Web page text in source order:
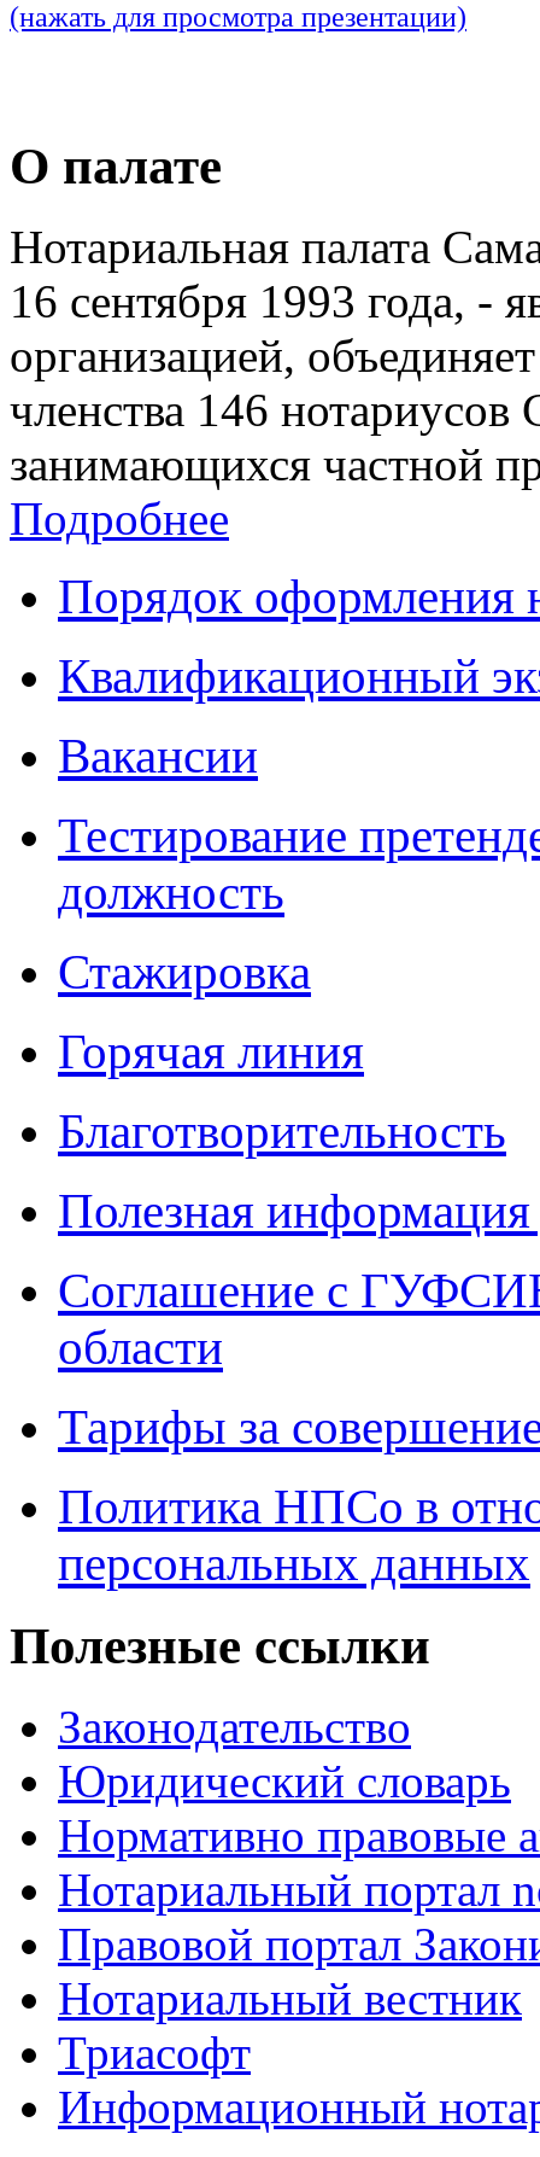
(нажать для просмотра презентации)
О палате
Нотариальная палата
16 сентября 1993 года, -
организацией,
членства 146 нотариусов
занимающихся частной
Подробнее
Порядок оформления
Квалификационный
Вакансии
Тестирование
должность
Стажировка
Горячая линия
Благотворительность
Полезная
Соглашение с
области
Тарифы за
Политика НПСо в
персональных данных
Полезные ссылки
Законодательство
Юридический словарь
Нормативно правовые
Нотариальный портал
Правовой портал
Нотариальный вестник
Триасофт
Информационный